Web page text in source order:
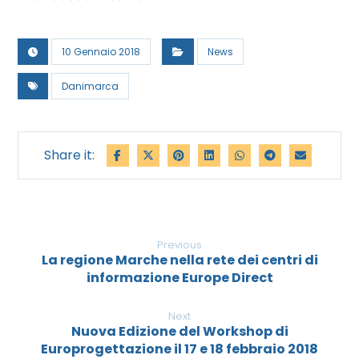
10 Gennaio 2018 News
Danimarca
Previous
La regione Marche nella rete dei centri di
informazione Europe Direct
Next
Nuova Edizione del Workshop di
Europrogettazione il 17 e 18 febbraio 2018